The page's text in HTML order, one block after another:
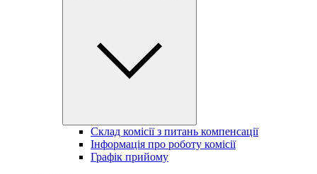
Склад комісії з питань компенсації
Інформація про роботу комісії
Графік прийому